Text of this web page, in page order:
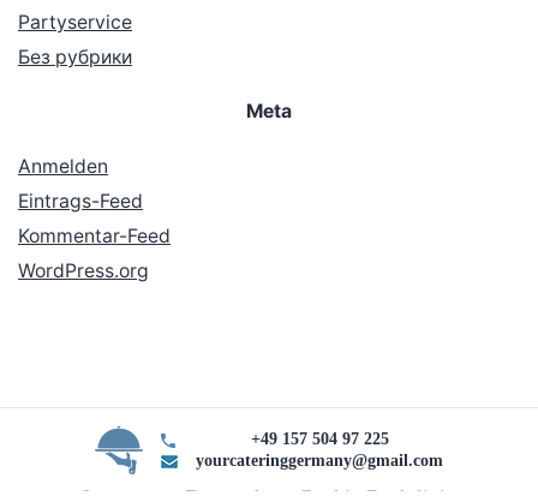
Partyservice
Без рубрики
Meta
Anmelden
Eintrags-Feed
Kommentar-Feed
WordPress.org
+49 157 504 97 225
yourcateringgermany@gmail.com
Impressum Datenschutz Cookie Rechtlinie